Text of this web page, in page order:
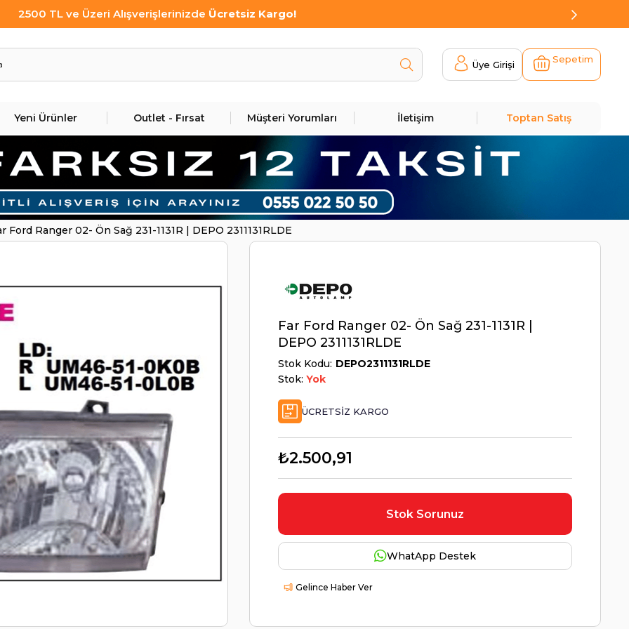
2500 TL ve Üzeri Alışverişlerinizde Ücretsiz Kargo!
Üye Girişi Sepetim
Yeni Ürünler Outlet - Fırsat Müşteri Yorumları İletişim Toptan Satış
Ford Ranger 02- Ön Sağ 231-1131R | DEPO 2311131RLDE
Far Ford Ranger 02- Ön Sağ 231-1131R |
DEPO 2311131RLDE
Stok Kodu DEPO2311131RLDE
Stok: Yok
ÜCRETSIZ KARGO
₺2.500,91
Stok Sorunuz
WhatApp Destek
Gelince Haber Ver